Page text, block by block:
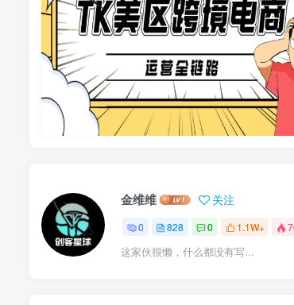
金维维 关注
0 828 0 1.1W+
这家伙很懒，什么都没有写...